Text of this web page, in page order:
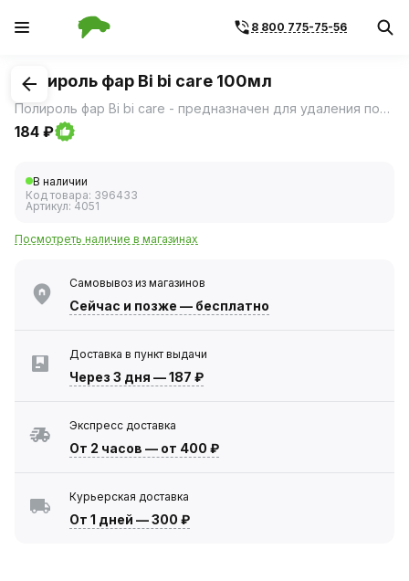
8 800 775-75-56
1/1
Полироль фар Bi bi care 100мл
Полироль фар Bi bi care - предназначен для удаления поверхностных царапин, потускнения, заветривания пластика головных и противотуманных фар, задних фонарей автомобилей и мототехники.
184 ₽
В наличии
Код товара: 396433
Артикул: 4051
Посмотреть наличие в магазинах
Самовывоз из магазинов
Сейчас и позже — бесплатно
Доставка в пункт выдачи
Через 3 дня —187 ₽
Экспресс доставка
От 2 часов — от 400 ₽
Курьерская доставка
От 1 дней —300 ₽